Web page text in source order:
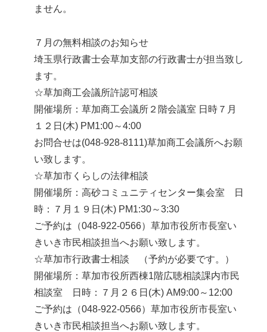
ません。
７月の無料相談のお知らせ
埼玉県行政書士会草加支部の行政書士が担当致し
ます。
☆草加商工会議所許認可相談
開催場所：草加商工会議所２階会議室 日時７月
１２日(木) PM1:00～4:00
お問合せは(048-928-8111)草加商工会議所へお願
い致します。
☆草加市くらしの法律相談
開催場所：高砂コミュニティセンター集会室 日
時：７月１９日(木) PM1:30～3:30
ご予約は（048-922-0566）草加市役所市長室い
きいき市民相談担当へお願い致します。
☆草加市行政書士相談 （予約が必要です。）
開催場所：草加市役所西棟1階広聴相談課内市民
相談室 日時：７月２６日(木) AM9:00～12:00
ご予約は（048-922-0566）草加市役所市長室い
きいき市民相談担当へお願い致します。